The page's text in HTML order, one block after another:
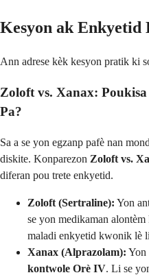
Kesyon ak Enkyetid
Ann adrese kèk kesyon pratik ki
Zoloft vs. Xanax:
Pa?
Sa a se yon egzanp pafè nan
diskite. Konparezon Zoloft vs.
diferan pou trete enkyetid.
Zoloft (Sertraline): Yon
se yon medikaman
maladi enkyetid kwonik lè
Xanax (Alprazolam): Yon
kontwole Orè IV. Li se